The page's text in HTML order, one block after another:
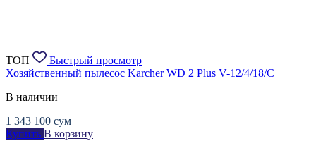
ТОП
Быстрый просмотр
Хозяйственный пылесос Karcher WD 2 Plus V-12/4/18/C
В наличии
1 343 100 сум
Купить В корзину